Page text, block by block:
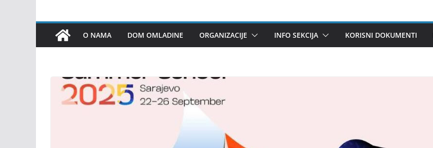
O NAMA DOM OMLADINE ORGANIZACIJE INFO SEKCIJA KORISNI DOKUMENTI